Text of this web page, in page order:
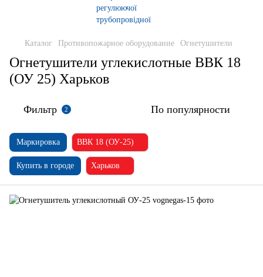
Каталог Противопожарное оборудование Огнетушители
Огнетушители углекислотные ВВК 18
(ОУ 25) Харьков
Фильтр 2 По популярности
Маркировка ВВК 18 (ОУ-25)
Купить в городе Харьков